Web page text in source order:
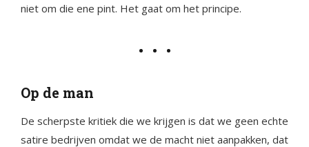
niet om die ene pint. Het gaat om het principe.
Op de man
De scherpste kritiek die we krijgen is dat we geen echte
satire bedrijven omdat we de macht niet aanpakken, dat